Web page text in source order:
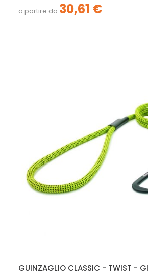
a partire da 30,61 €
GUINZAGLIO CLASSIC - TWIST -